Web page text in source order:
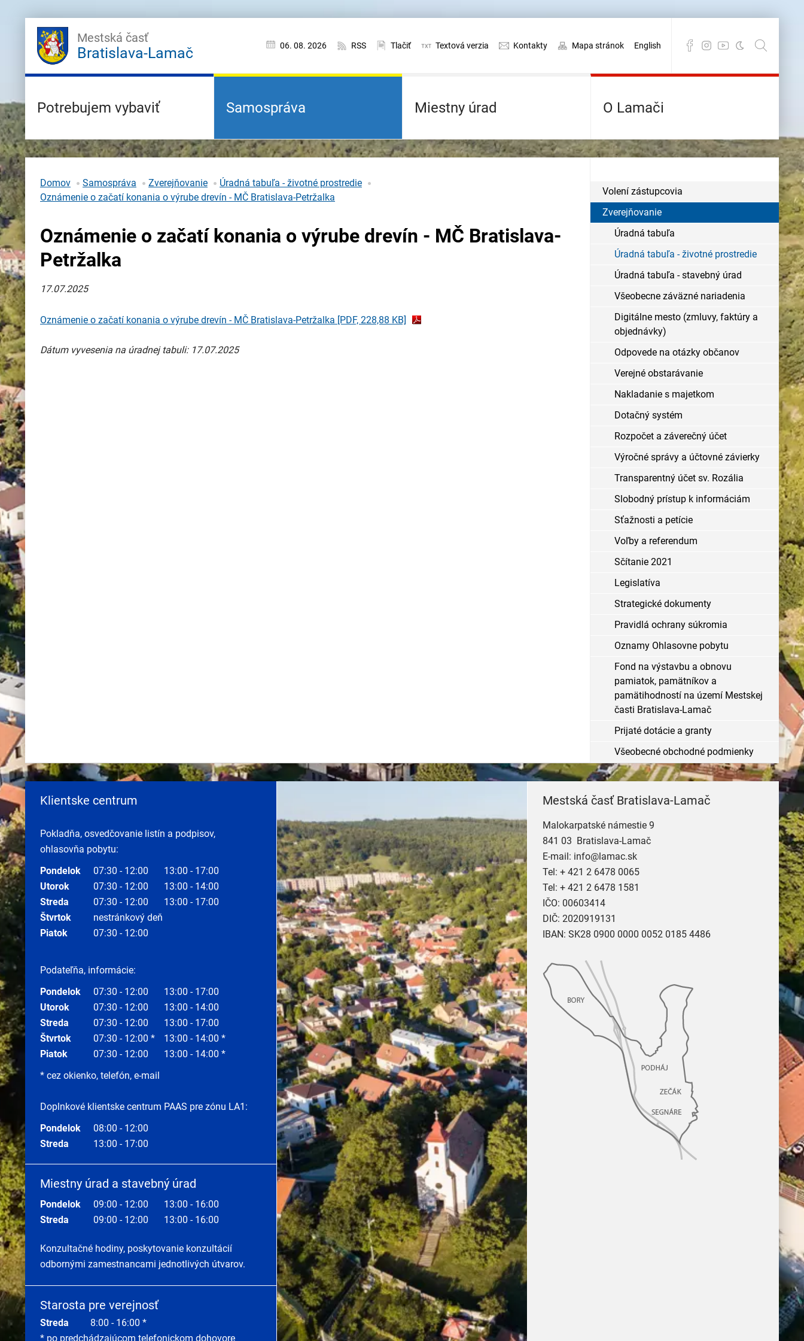
Mestská časť
Bratislava-Lamač 06. 08. 2026 RSS Tlačiť Textová verzia Kontakty Mapa stránok English
Potrebujem vybaviť Samospráva Miestny úrad O Lamači
Domov Samospráva Zverejňovanie
Úradná tabuľa - životné prostredie
Oznámenie o začatí konania o výrube drevín - MČ Bratislava-Petržalka
Oznámenie o začatí konania o výrube drevín - MČ Bratislava-
Petržalka
17.07.2025
Oznámenie o začatí konania o výrube drevín - MČ Bratislava-Petržalka [PDF, 228,88 KB]
Dátum vyvesenia na úradnej tabuli: 17.07.2025
Volení zástupcovia
Zverejňovanie
Úradná tabuľa
Úradná tabuľa - životné prostredie
Úradná tabuľa - stavebný úrad
Všeobecne záväzné nariadenia
Digitálne mesto (zmluvy, faktúry a
objednávky)
Odpovede na otázky občanov
Verejné obstarávanie
Nakladanie s majetkom
Dotačný systém
Rozpočet a záverečný účet
Výročné správy a účtovné závierky
Transparentný účet sv. Rozália
Slobodný prístup k informáciám
Sťažnosti a petície
Voľby a referendum
Sčítanie 2021
Legislatíva
Strategické dokumenty
Pravidlá ochrany súkromia
Oznamy Ohlasovne pobytu
Fond na výstavbu a obnovu
pamiatok, pamätníkov a
pamätihodností na území Mestskej
časti Bratislava-Lamač
Prijaté dotácie a granty
Všeobecné obchodné podmienky
Klientske centrum
Pokladňa, osvedčovanie listín a podpisov,
ohlasovňa pobytu:
Pondelok
07:30 - 12:00
13:00 - 17:00
Utorok
07:30 - 12:00
13:00 - 14:00
Streda
07:30 - 12:00
13:00 - 17:00
Štvrtok
nestránkový deň
Piatok
07:30 - 12:00
Podateľňa, informácie:
Pondelok
07:30 - 12:00
13:00 - 17:00
Utorok
07:30 - 12:00
13:00 - 14:00
Streda
07:30 - 12:00
13:00 - 17:00
Štvrtok
07:30 - 12:00 *
13:00 - 14:00 *
Piatok
07:30 - 12:00
13:00 - 14:00 *
* cez okienko, telefón, e-mail
Doplnkové klientske centrum PAAS pre zónu LA1:
Pondelok
08:00 - 12:00
Streda
13:00 - 17:00
Miestny úrad a stavebný úrad
Pondelok 09:00 - 12:00
13:00 - 16:00
Streda
09:00 - 12:00 13:00 - 16:00
Konzultačné hodiny, poskytovanie konzultácií
odbornými zamestnancami jednotlivých útvarov.
Starosta pre verejnosť
Streda 8:00 - 16:00 *
* po predchádzajúcom telefonickom dohovore
Mestská časť Bratislava-Lamač
Malokarpatské námestie 9
841 03 Bratislava-Lamač
E-mail: info@lamac.sk
Tel:+ 421 2 6478 0065
Tel:+ 421 2 6478 1581
IČO: 00603414
DIČ: 2020919131
IBAN: SK28 0900 0000 0052 0185 4486